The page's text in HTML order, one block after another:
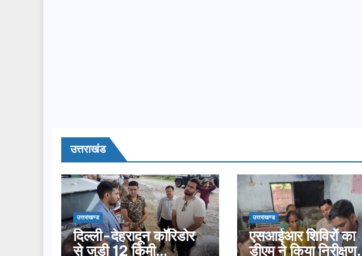
उत्तराखंड
उत्तराखण्ड
दिल्ली-देहरादून कॉरिडोर
से जुड़ी 12 किमी
उत्तराखण्ड
एसआईआर शिविरों का
डीएम ने किया निरीक्षण,